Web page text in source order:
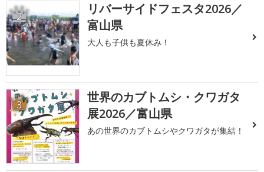
2
リバーサイドフェスタ2026／
富山県
大人も子供も夏休み！
3
世界のカブトムシ・クワガタ
展2026／富山県
あの世界のカブトムシやクワガタが集結！